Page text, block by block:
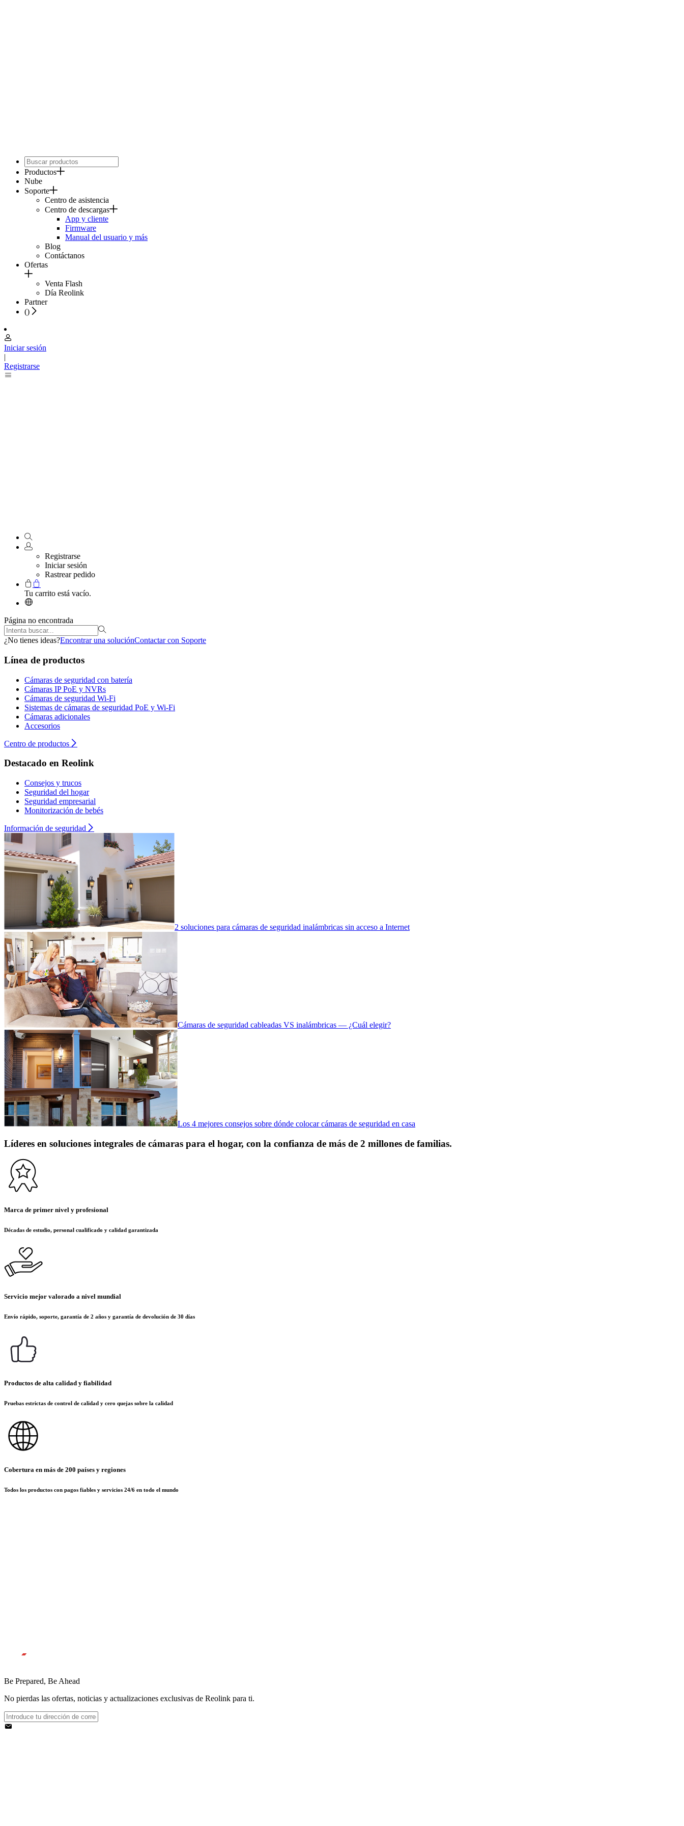
Productos
Nube
Soporte
Centro de asistencia
Centro de descargas
App y cliente
Firmware
Manual del usuario y más
Blog
Contáctanos
Ofertas
Venta Flash
Día Reolink
Partner
()
Iniciar sesión
|
Registrarse
Registrarse
Iniciar sesión
Rastrear pedido
Tu carrito está vacío.
Página no encontrada
¿No tienes ideas?Encontrar una soluciónContactar con Soporte
Línea de productos
Cámaras de seguridad con batería
Cámaras IP PoE y NVRs
Cámaras de seguridad Wi-Fi
Sistemas de cámaras de seguridad PoE y Wi-Fi
Cámaras adicionales
Accesorios
Centro de productos
Destacado en Reolink
Consejos y trucos
Seguridad del hogar
Seguridad empresarial
Monitorización de bebés
Información de seguridad
2 soluciones para cámaras de seguridad inalámbricas sin acceso a Internet
Cámaras de seguridad cableadas VS inalámbricas — ¿Cuál elegir?
Los 4 mejores consejos sobre dónde colocar cámaras de seguridad en casa
Líderes en soluciones integrales de cámaras para el hogar, con la confianza de más de 2 millones de familias.
Marca de primer nivel y profesional
Décadas de estudio, personal cualificado y calidad garantizada
Servicio mejor valorado a nivel mundial
Envío rápido, soporte, garantía de 2 años y garantía de devolución de 30 días
Productos de alta calidad y fiabilidad
Pruebas estrictas de control de calidad y cero quejas sobre la calidad
Cobertura en más de 200 países y regiones
Todos los productos con pagos fiables y servicios 24/6 en todo el mundo
Be Prepared, Be Ahead
No pierdas las ofertas, noticias y actualizaciones exclusivas de Reolink para ti.